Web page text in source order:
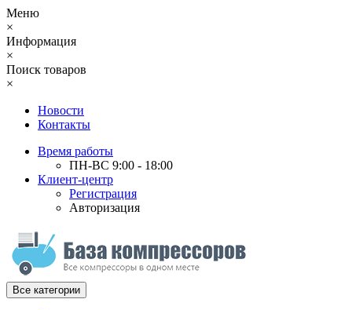
Меню
×
Информация
×
Поиск товаров
×
Новости
Контакты
Время работы
ПН-ВС 9:00 - 18:00
Клиент-центр
Регистрация
Авторизация
Все категории